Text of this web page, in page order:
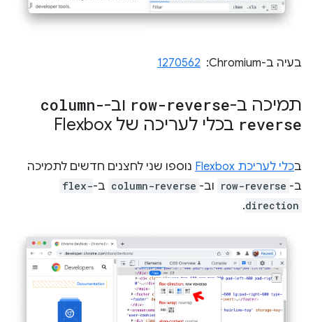
בעיה ב-Chromium: ‏ 1270562
תמיכה ב-row-reverse וב-column-
reverse בכלי לעריכה של Flexbox
בכלי לעריכת Flexbox
נוספו שני לחצנים חדשים לתמיכה
ב- row-reverse וב- column-reverse ב-flex-
direction
.